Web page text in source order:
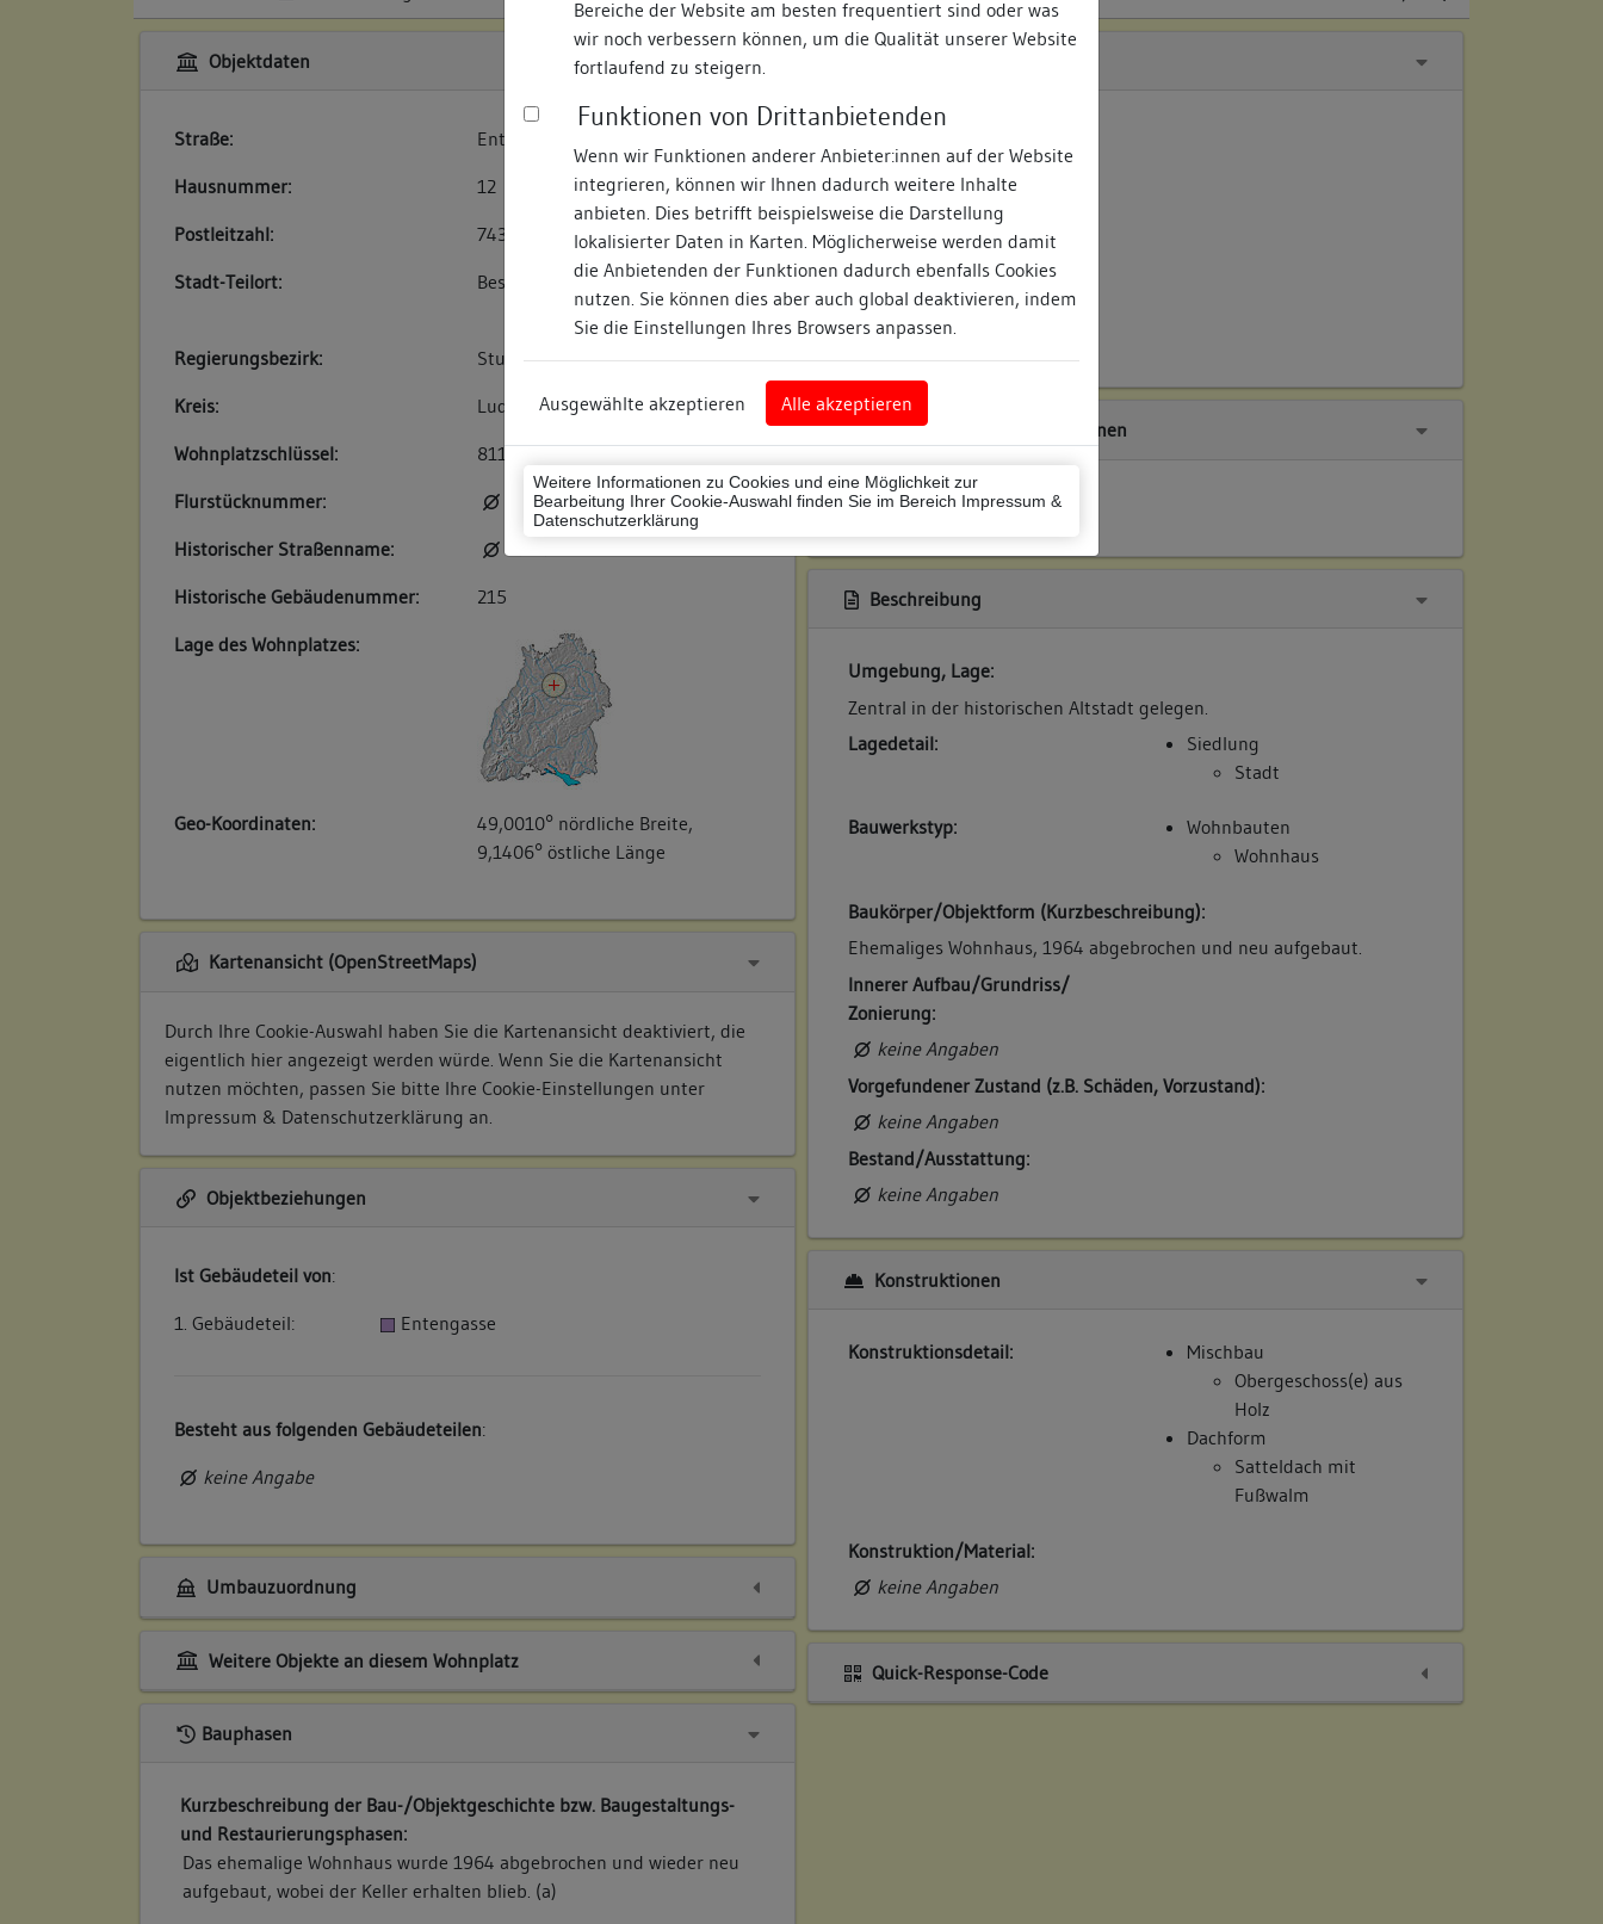
Bereiche der Website am besten frequentiert sind oder was
wir noch verbessern können, um die Qualität unserer Website
fortlaufend zu steigern.
Funktionen von Drittanbietenden
Wenn wir Funktionen anderer Anbieter:innen auf der Website
integrieren, können wir Ihnen dadurch weitere Inhalte
anbieten. Dies betrifft beispielsweise die Darstellung
lokalisierter Daten in Karten. Möglicherweise werden damit
die Anbietenden der Funktionen dadurch ebenfalls Cookies
nutzen. Sie können dies aber auch global deaktivieren, indem
Sie die Einstellungen Ihres Browsers anpassen.
Ausgewählte akzeptieren Alle akzeptieren
Weitere Informationen zu Cookies und eine Möglichkeit zur
Bearbeitung Ihrer Cookie-Auswahl finden Sie im Bereich Impressum &
Datenschutzerklärung
Objektdaten
Straße:
Entengasse
Hausnummer:
12
Postleitzahl:
74354
Stadt-Teilort:
Besigheim
Regierungsbezirk:
Stuttgart
Kreis:
Ludwigsburg (Landkreis)
Wohnplatzschlüssel:
8118007001
Flurstücknummer:
keine
Historischer Straßenname:
keiner
Historische Gebäudenummer:
215
Lage des Wohnplatzes:
Geo-Koordinaten:
49,0010° nördliche Breite,
9,1406° östliche Länge
Kartenansicht (OpenStreetMaps)
Durch Ihre Cookie-Auswahl haben Sie die Kartenansicht deaktiviert, die
eigentlich hier angezeigt werden würde. Wenn Sie die Kartenansicht
nutzen möchten, passen Sie bitte Ihre Cookie-Einstellungen unter
Impressum & Datenschutzerklärung an.
Objektbeziehungen
Ist Gebäudeteil von:
1. Gebäudeteil:
Entengasse
Besteht aus folgenden Gebäudeteilen:
keine Angabe
Umbauzuordnung
Weitere Objekte an diesem Wohnplatz
Bauphasen
Kurzbeschreibung der Bau-/Objektgeschichte bzw. Baugestaltungs-
und Restaurierungsphasen:
Das ehemalige Wohnhaus wurde 1964 abgebrochen und wieder neu
aufgebaut, wobei der Keller erhalten blieb. (a)
Zugeordnete Dokumentationen
Besigheimer Häuserbuch
Beschreibung
Umgebung, Lage:
Zentral in der historischen Altstadt gelegen.
Lagedetail:
Siedlung
Stadt
Bauwerkstyp:
Wohnbauten
Wohnhaus
Baukörper/Objektform (Kurzbeschreibung):
Ehemaliges Wohnhaus, 1964 abgebrochen und neu aufgebaut.
Innerer Aufbau/Grundriss/
Zonierung:
keine Angaben
Vorgefundener Zustand (z.B. Schäden, Vorzustand):
keine Angaben
Bestand/Ausstattung:
keine Angaben
Konstruktionen
Konstruktionsdetail:
Mischbau
Obergeschoss(e) aus
Holz
Dachform
Satteldach mit
Fußwalm
Konstruktion/Material:
keine Angaben
Quick-Response-Code